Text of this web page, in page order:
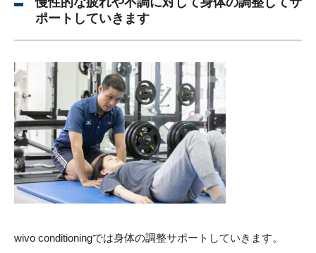
ポートしていきます
wivo conditioningでは身体の調整サポートしていきます。